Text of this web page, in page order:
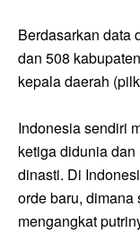
Berdasarkan data
dan 508
kepala daerah
Indonesia sendiri
ketiga didunia
dinasti. Di
orde baru, dimana
mengangkat